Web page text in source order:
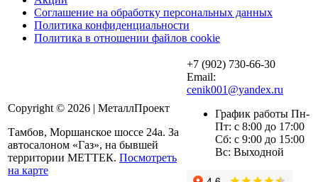
Соглашение на обработку персональных данных
Политика конфиденциальности
Политика в отношении файлов cookie
Copyright © 2026 | МеталлПроект
Тамбов, Моршанское шоссе 24а. За
автосалоном «Газ», на бывшей
территории МЕТТЕК. Посмотреть
на карте
+7 (902) 730-66-30
Email:
cenik001@yandex.ru
График работы Пн-
Пт: с 8:00 до 17:00
Сб: с 9:00 до 15:00
Вс: Выходной